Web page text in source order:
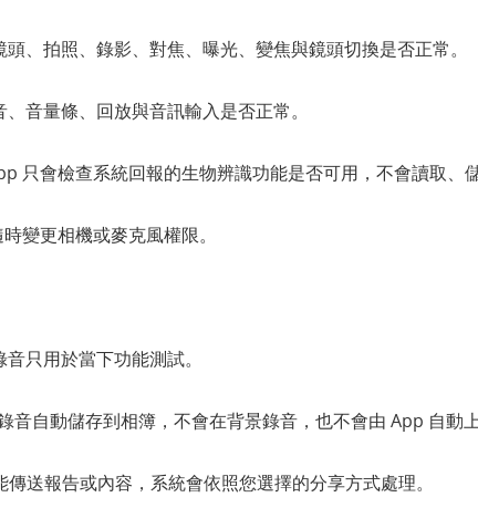
、拍照、錄影、對焦、曝光、變焦與鏡頭切換是否正常。
音量條、回放與音訊輸入是否正常。
只會檢查系統回報的生物辨識功能是否可用，不會讀取、
變更相機或麥克風權限。
只用於當下功能測試。
音自動儲存到相簿，不會在背景錄音，也不會由 App 自動
送報告或內容，系統會依照您選擇的分享方式處理。